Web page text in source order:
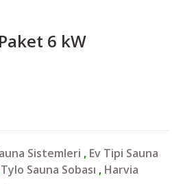
6 kW
Sistemleri , Ev Tipi Sauna
Tylo Sauna Sobası , Harvia